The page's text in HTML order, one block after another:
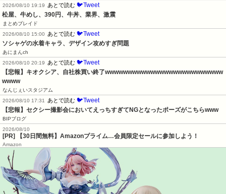
2026/08/10 19:19
あとで読む 🐦Tweet
松屋、牛めし、390円、牛丼、業界、激震
まとめブレイド
2026/08/10 15:00
あとで読む 🐦Tweet
ソシャゲの水着キャラ、デザイン攻めすぎ問題
あにまんch
2026/08/10 20:19
あとで読む 🐦Tweet
【悲報】キオクシア、自社株買い終了wwwwwwwwwwwwwwwwwwwwwwwwww
wwww
なんじぇいスタジアム
2026/08/10 17:31
あとで読む 🐦Tweet
【悲報】セクシー撮影会においてえっちすぎてNGとなったポーズがこちらwww
BIPブログ
2026/08/10
[PR] 【30日間無料】Amazonプライム…会員限定セールに参加しよう！
Amazon